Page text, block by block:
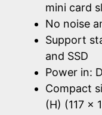
mini card
No noise
Support
and SSD
Power in:
Compact
(H) (117 x